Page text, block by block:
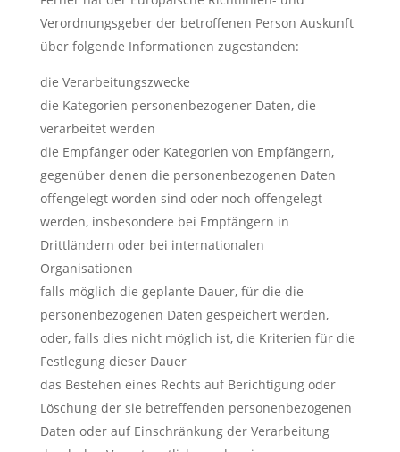
Verordnungsgeber der betroffenen Person Auskunft
über folgende Informationen zugestanden:
die Verarbeitungszwecke
die Kategorien personenbezogener Daten, die
verarbeitet werden
die Empfänger oder Kategorien von Empfängern,
gegenüber denen die personenbezogenen Daten
offengelegt worden sind oder noch offengelegt
werden, insbesondere bei Empfängern in
Drittländern oder bei internationalen
Organisationen
falls möglich die geplante Dauer, für die die
personenbezogenen Daten gespeichert werden,
oder, falls dies nicht möglich ist, die Kriterien für die
Festlegung dieser Dauer
das Bestehen eines Rechts auf Berichtigung oder
Löschung der sie betreffenden personenbezogenen
Daten oder auf Einschränkung der Verarbeitung